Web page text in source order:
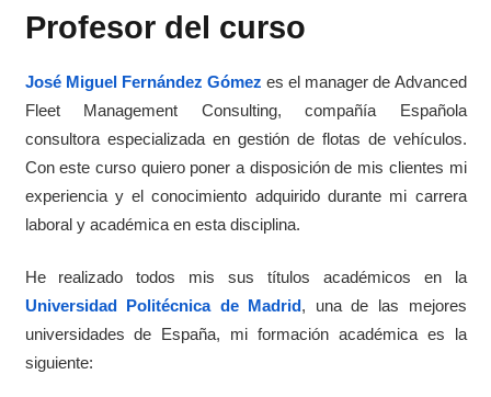
Profesor del curso
José Miguel Fernández Gómez es el manager de Advanced
Fleet Management Consulting, compañía Española
consultora especializada en gestión de flotas de vehículos.
Con este curso quiero poner a disposición de mis clientes mi
experiencia y el conocimiento adquirido durante mi carrera
laboral y académica en esta disciplina.
He realizado todos mis sus títulos académicos en la
Universidad Politécnica de Madrid, una de las mejores
universidades de España, mi formación académica es la
siguiente: